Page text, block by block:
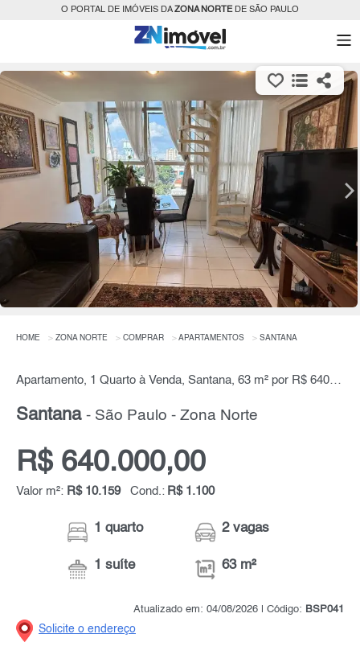
O PORTAL DE IMÓVEIS DAZONA NORTEDE SÃO PAULO
HOME ZONA NORTE COMPRAR APARTAMENTOS SANTANA
Apartamento, 1 Quarto à Venda, Santana, 63 m² por R$ 640.000,00
Santana - São Paulo - Zona Norte
R$ 640.000,00
Valor m²: R$ 10.159 Cond.: R$ 1.100
1 quarto
1 suíte
2 vagas
63 m²
Atualizado em: 04/08/2026 | Código: BSP041
Solicite o endereço